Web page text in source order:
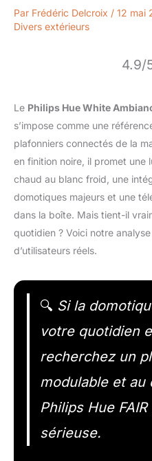
Par Frédéric Delcroix / 12 mai
Divers extérieurs
4.9/
Le Philips Hue White
s’impose comme une
plafonniers connectés de la
en finition noire, il promet une
chaud au blanc froid, une
domotiques majeurs et une
dans la boîte. Mais tient-il
quotidien ? Voici notre
d’utilisateurs réels.
🔍 Si la
votre quotidien
recherchez un
modulable et au
Philips Hue
sérieuse.